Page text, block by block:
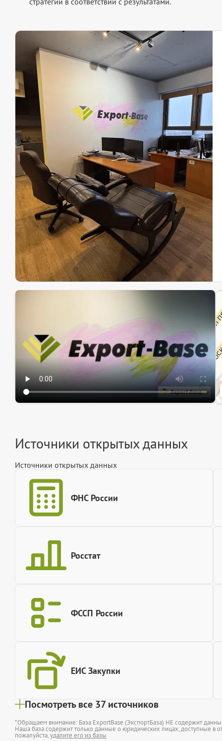
Источники открытых данных
Источники открытых данных
ФНС России
Росстат
ФССП России
ЕИС Закупки
Посмотреть все 37 источников
*Обращаем внимание: База ExportBase (ЭкспортБаза) НЕ содержит
Наша база содержит только данные о юридических лицах, доступные в
пожалуйста,удалите его из базы